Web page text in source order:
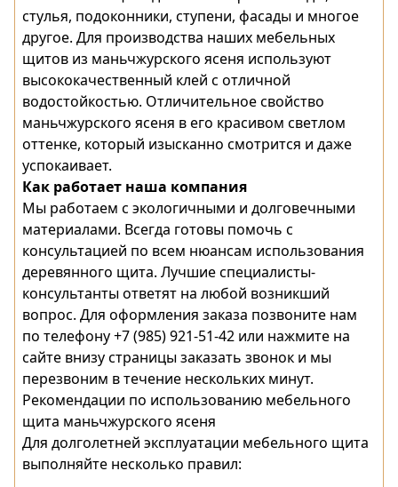
стулья, подоконники, ступени, фасады и многое
другое. Для производства наших мебельных
щитов из маньчжурского ясеня используют
высококачественный клей с отличной
водостойкостью. Отличительное свойство
маньчжурского ясеня в его красивом светлом
оттенке, который изысканно смотрится и даже
успокаивает.
Как работает наша компания
Мы работаем с экологичными и долговечными
материалами. Всегда готовы помочь с
консультацией по всем нюансам использования
деревянного щита. Лучшие специалисты-
консультанты ответят на любой возникший
вопрос. Для оформления заказа позвоните нам
по телефону +7 (985) 921-51-42 или нажмите на
сайте внизу страницы заказать звонок и мы
перезвоним в течение нескольких минут.
Рекомендации по использованию мебельного
щита маньчжурского ясеня
Для долголетней эксплуатации мебельного щита
выполняйте несколько правил: